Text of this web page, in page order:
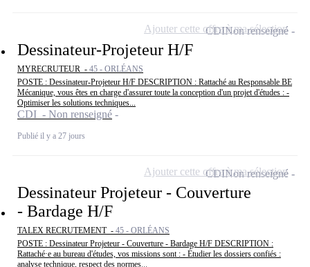
Dessinateur-Projeteur H/F
MYRECRUTEUR - 45 - ORLÉANS
POSTE : Dessinateur-Projeteur H/F DESCRIPTION : Rattaché au Responsable BE
Mécanique, vous êtes en charge d'assurer toute la conception d'un projet d'études : -
Optimiser les solutions techniques...
CDI - Non renseigné
Publié il y a 27 jours
CDINon renseigné
Ajouter cette offre à ma sélection
Dessinateur Projeteur - Couverture
- Bardage H/F
TALEX RECRUTEMENT - 45 - ORLÉANS
POSTE : Dessinateur Projeteur - Couverture - Bardage H/F DESCRIPTION :
Rattaché·e au bureau d'études, vos missions sont : - Étudier les dossiers confiés :
analyse technique, respect des normes...
CDINon renseigné
Ajouter cette offre à ma sélection